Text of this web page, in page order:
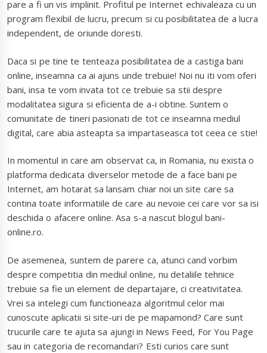
pare a fi un vis implinit. Profitul pe Internet echivaleaza cu un
program flexibil de lucru, precum si cu posibilitatea de a lucra
independent, de oriunde doresti.
Daca si pe tine te tenteaza posibilitatea de a castiga bani
online, inseamna ca ai ajuns unde trebuie! Noi nu iti vom oferi
bani, insa te vom invata tot ce trebuie sa stii despre
modalitatea sigura si eficienta de a-i obtine. Suntem o
comunitate de tineri pasionati de tot ce inseamna mediul
digital, care abia asteapta sa impartaseasca tot ceea ce stie!
In momentul in care am observat ca, in Romania, nu exista o
platforma dedicata diverselor metode de a face bani pe
Internet, am hotarat sa lansam chiar noi un site care sa
contina toate informatiile de care au nevoie cei care vor sa isi
deschida o afacere online. Asa s-a nascut blogul bani-
online.ro.
De asemenea, suntem de parere ca, atunci cand vorbim
despre competitia din mediul online, nu detaliile tehnice
trebuie sa fie un element de departajare, ci creativitatea.
Vrei sa intelegi cum functioneaza algoritmul celor mai
cunoscute aplicatii si site-uri de pe mapamond? Care sunt
trucurile care te ajuta sa ajungi in News Feed, For You Page
sau in categoria de recomandari? Esti curios care sunt